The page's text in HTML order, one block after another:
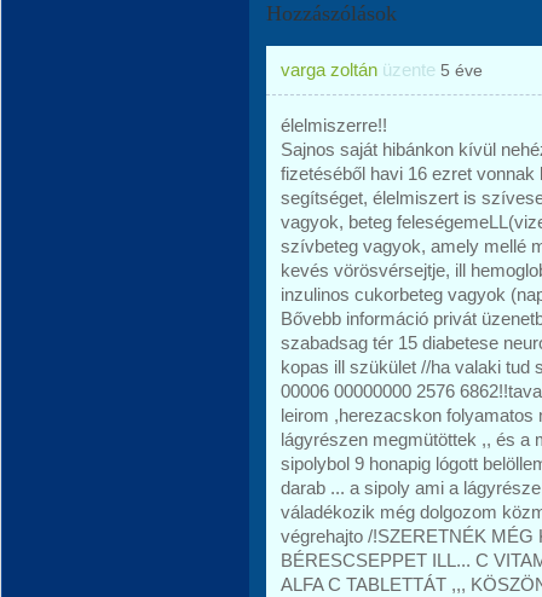
Hozzászólások
varga zoltán üzente 5 éve
élelmiszerre!!
Sajnos saját hibánkon kívül
fizetéséből havi 16 ezret
segítséget, élelmiszert is
vagyok, beteg
szívbeteg vagyok, amely mellé
kevés vörösvérsejtje, ill
inzulinos cukorbeteg vagyok
Bővebb információ privát
szabadsag tér 15 diabetese
kopas ill szükület //ha valaki tud
00006 00000000 2576
leirom ,herezacskon folyamatos
lágyrészen megmütöttek ,, és a
sipolybol 9 honapig lógott
darab ... a sipoly ami a
váladékozik még dolgozom
végrehajto /!SZERETNÉK MÉG
BÉRESCSEPPET ILL... C
ALFA C TABLETTÁT ,,,